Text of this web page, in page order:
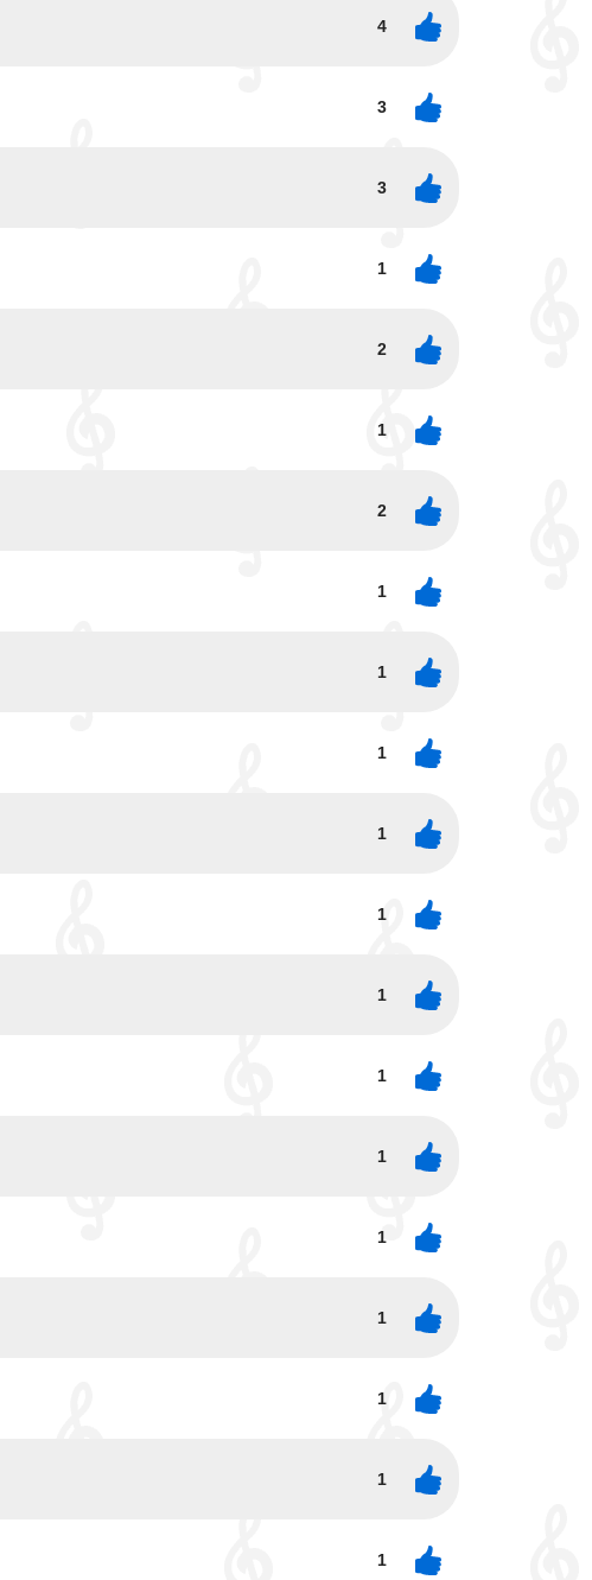
4
3
3
1
2
1
2
1
1
1
1
1
1
1
1
1
1
1
1
1